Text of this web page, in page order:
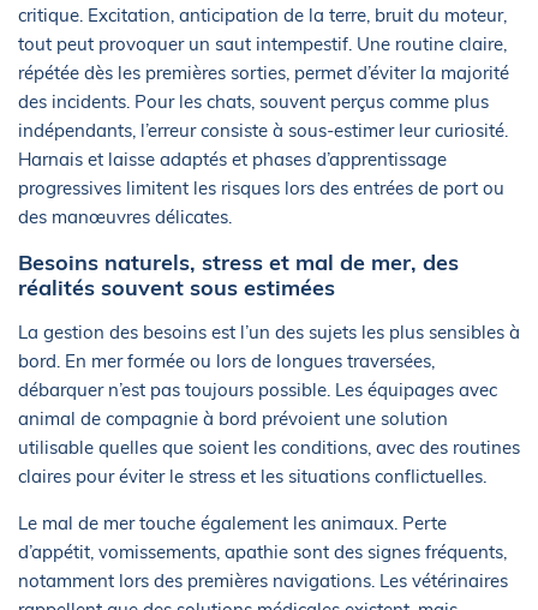
critique. Excitation, anticipation de la terre, bruit du moteur,
tout peut provoquer un saut intempestif. Une routine claire,
répétée dès les premières sorties, permet d’éviter la majorité
des incidents. Pour les chats, souvent perçus comme plus
indépendants, l’erreur consiste à sous-estimer leur curiosité.
Harnais et laisse adaptés et phases d’apprentissage
progressives limitent les risques lors des entrées de port ou
des manœuvres délicates.
Besoins naturels, stress et mal de mer, des
réalités souvent sous estimées
La gestion des besoins est l’un des sujets les plus sensibles à
bord. En mer formée ou lors de longues traversées,
débarquer n’est pas toujours possible. Les équipages avec
animal de compagnie à bord prévoient une solution
utilisable quelles que soient les conditions, avec des routines
claires pour éviter le stress et les situations conflictuelles.
Le mal de mer touche également les animaux. Perte
d’appétit, vomissements, apathie sont des signes fréquents,
notamment lors des premières navigations. Les vétérinaires